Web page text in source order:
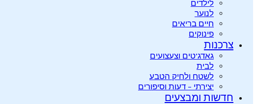
לילדים
לנוער
חיים בריאים
פינוקים
צרכנות
גאדג’טים וצעצועים
לבית
לשטח ולחיק הטבע
יצירתי – דעות וסיפורים
חדשות ומבצעים